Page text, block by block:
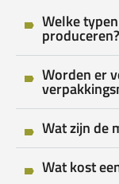
Welke
produceren?
Worden er
Wat zijn de
Wat kost